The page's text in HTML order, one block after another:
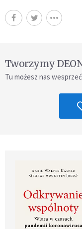
Tworzymy
Tu możesz nas